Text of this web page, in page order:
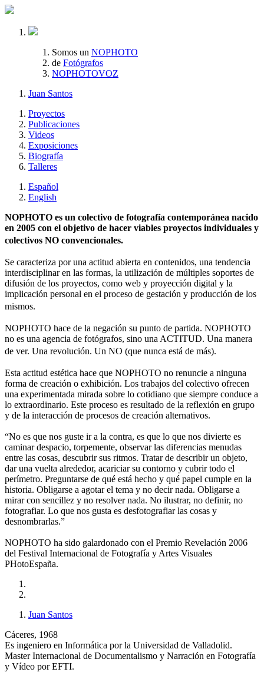
Somos un NOPHOTO
de Fotógrafos
NOPHOTOVOZ
Juan Santos
Proyectos
Publicaciones
Videos
Exposiciones
Biografía
Talleres
Español
English
NOPHOTO es un colectivo de fotografía contemporánea nacido
en 2005 con el objetivo de hacer viables proyectos individuales y
colectivos NO convencionales.
Se caracteriza por una actitud abierta en contenidos, una tendencia
interdisciplinar en las formas, la utilización de múltiples soportes de
difusión de los proyectos, como web y proyección digital y la
implicación personal en el proceso de gestación y producción de los
mismos.
NOPHOTO hace de la negación su punto de partida. NOPHOTO
no es una agencia de fotógrafos, sino una ACTITUD. Una manera
de ver. Una revolución. Un NO (que nunca está de más).
Esta actitud estética hace que NOPHOTO no renuncie a ninguna
forma de creación o exhibición. Los trabajos del colectivo ofrecen
una experimentada mirada sobre lo cotidiano que siempre conduce a
lo extraordinario. Este proceso es resultado de la reflexión en grupo
y de la interacción de procesos de creación alternativos.
“No es que nos guste ir a la contra, es que lo que nos divierte es
caminar despacio, torpemente, observar las diferencias menudas
entre las cosas, descubrir sus ritmos. Tratar de describir un objeto,
dar una vuelta alrededor, acariciar su contorno y cubrir todo el
perímetro. Preguntarse de qué está hecho y qué papel cumple en la
historia. Obligarse a agotar el tema y no decir nada. Obligarse a
mirar con sencillez y no resolver nada. No ilustrar, no definir, no
fotografiar. Lo que nos gusta es desfotografiar las cosas y
desnombrarlas.”
NOPHOTO ha sido galardonado con el Premio Revelación 2006
del Festival Internacional de Fotografía y Artes Visuales
PHotoEspaña.
Juan Santos
Cáceres, 1968
Es ingeniero en Informática por la Universidad de Valladolid.
Master Internacional de Documentalismo y Narración en Fotografía
y Vídeo por EFTI.